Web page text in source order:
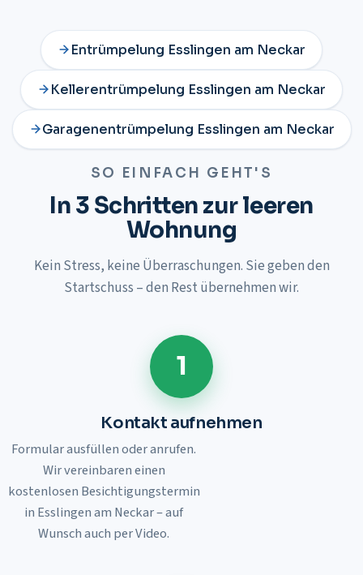
Entrümpelung Esslingen am Neckar
Kellerentrümpelung Esslingen am Neckar
Garagenentrümpelung Esslingen am Neckar
SO EINFACH GEHT'S
In 3 Schritten zur leeren
Wohnung
Kein Stress, keine Überraschungen. Sie geben den
Startschuss – den Rest übernehmen wir.
1
Kontakt aufnehmen
Formular ausfüllen oder anrufen.
Wir vereinbaren einen
kostenlosen Besichtigungstermin
in Esslingen am Neckar– auf
Wunsch auch per Video.